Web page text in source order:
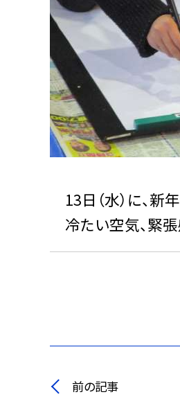
13日（水）に、新
冷たい空気、緊張
前の記事